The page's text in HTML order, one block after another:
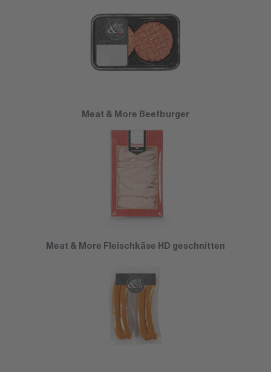
Meat & More Beefburger
Meat & More Fleischkäse HD geschnitten